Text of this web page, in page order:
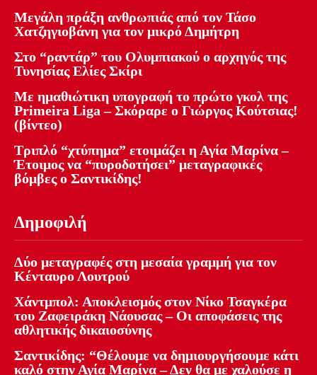
Μεγάλη πράξη ανθρωπιάς από τον Τάσο
Χατζηγιοβάνη για τον μικρό Δημήτρη
Στο “ραντάρ” του Ολυμπιακού ο αρχηγός της
Τυνησίας Ελίες Σκίρι
Με ημαθιώτικη υπογραφή το πρώτο γκολ της
Primeira Liga – Σκόραρε ο Γιώργος Κούτσιας!
(βίντεο)
Τριπλό “χτύπημα” ετοιμάζει η Αγία Μαρίνα –
Έτοιμος να “πυροδοτήσει” μεταγραφικές
βόμβες ο Σαντικίδης!
Δημοφιλή
Δύο μεταγραφές στη μεσαία γραμμή για τον
Κένταυρο Λουτρού
Χάντμπολ: Αποκλεισμός στον Νίκο Τσαγκέρα
του Ζαφειράκη Νάουσας – Οι αποφάσεις της
αθλητικής δικαιοσύνης
Σαντικίδης: “Θέλουμε να δημιουργήσουμε κάτι
καλό στην Αγία Μαρίνα – Δεν θα με χαλούσε η